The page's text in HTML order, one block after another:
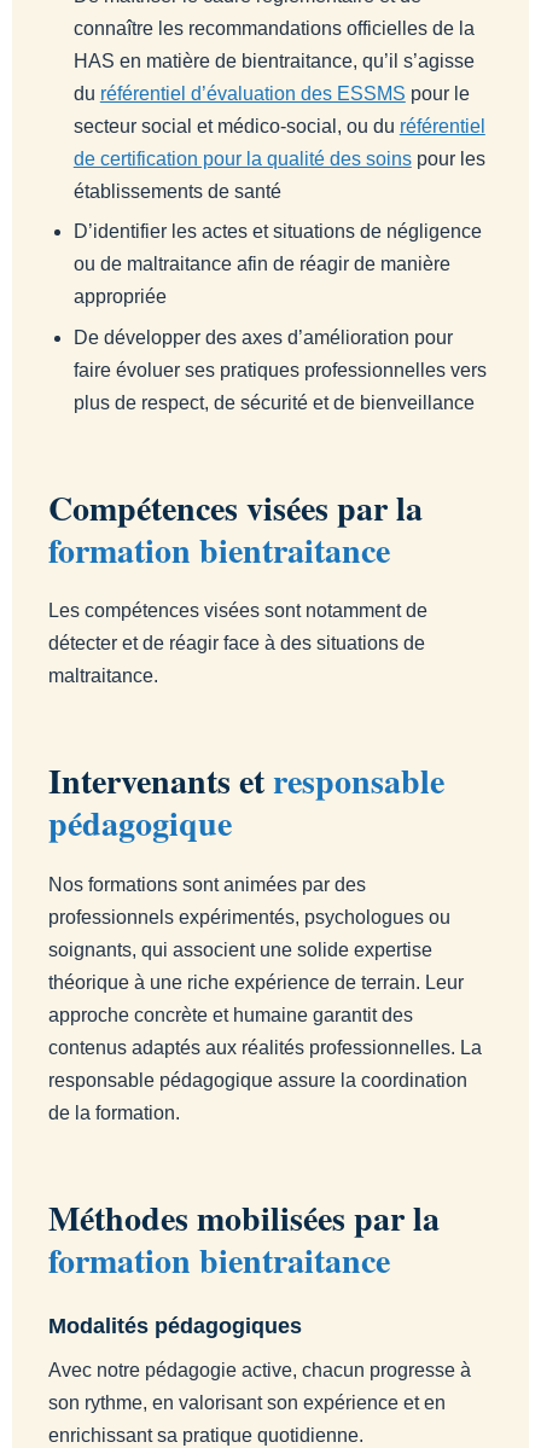
connaître les recommandations officielles de la
HAS en matière de bientraitance, qu’il s’agisse
du référentiel d’évaluation des ESSMS pour le
secteur social et médico-social, ou du référentiel
de certification pour la qualité des soinspour les
établissements de santé
D’identifier les actes et situations de négligence
ou de maltraitance afin de réagir de manière
appropriée
De développer des axes d’amélioration pour
faire évoluer ses pratiques professionnelles vers
plus de respect, de sécurité et de bienveillance
Compétences visées par la
formation bientraitance
Les compétences visées sont notamment de
détecter et de réagir face à des situations de
maltraitance.
Intervenants etresponsable
pédagogique
Nos formations sont animées par des
professionnels expérimentés, psychologues ou
soignants, qui associent une solide expertise
théorique à une riche expérience de terrain. Leur
approche concrète et humaine garantit des
contenus adaptés aux réalités professionnelles. La
responsable pédagogique assure la coordination
de la formation.
Méthodes mobilisées par la
formation bientraitance
Modalités pédagogiques
Avec notre pédagogie active, chacun progresse à
son rythme, en valorisant son expérience et en
enrichissant sa pratique quotidienne.